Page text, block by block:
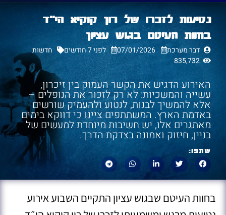
נטיעות לזכרו של רון קוקיא הי״ד
בחוות העיטם בגוש עציון
דבר מערכת 07/01/2026 לפני 7 חודשים
חדשות
835,732
האירוע הדגיש את הקשר העמוק בין זיכרון,
עשייה והמשכיות: לא רק לזכור את הנופלים –
אלא להמשיך לבנות, לנטוע ולהעמיק שורשים
באדמת הארץ. המשתתפים ציינו כי דווקא בימים
מאתגרים אלו, יש חשיבות מיוחדת למעשים של
בניין, חיזוק ואמונה בצדקת הדרך.
שתפו:
בחוות העיטם שבגוש עציון התקיים השבוע אירוע